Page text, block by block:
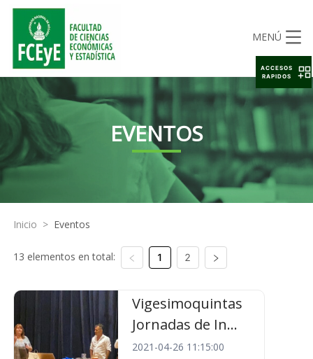
MENÚ
EVENTOS
Inicio > Eventos
13 elementos en total: 1 2
Vigesimoquintas
Jornadas de In...
2021-04-26 11:15:00
ACCESOS
RAPIDOS